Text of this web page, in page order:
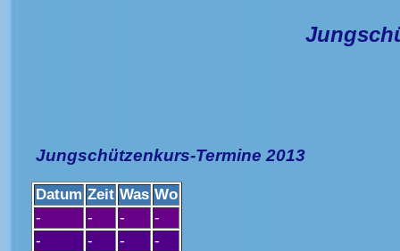
Jungschützenkurs-Termine 2013
Datum Zeit Was Wo
-
- -
-
-
- -
-